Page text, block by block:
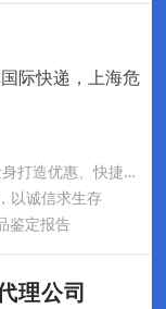
际快递，上海危
上海黄浦区国际海运整柜-拼箱，为客户量身打造优惠、快捷、安全的运输渠道
以诚信求生存
鉴定报告
理公司